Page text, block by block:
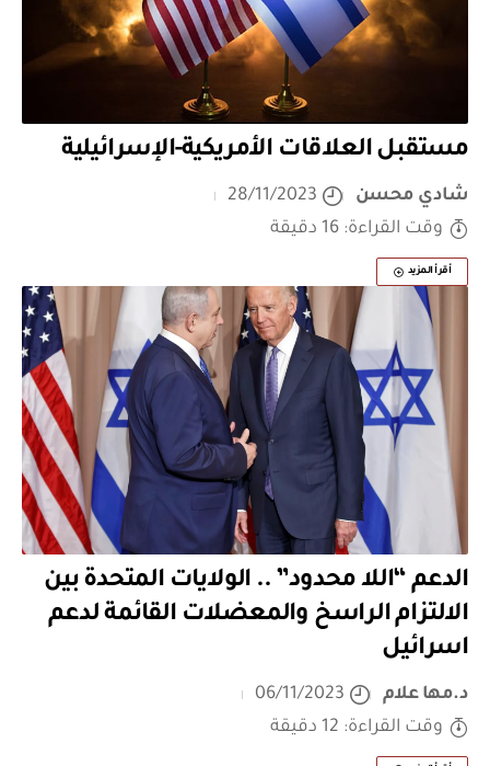
مستقبل العلاقات الأمريكية-الإسرائيلية
شادي محسن
28/11/2023
وقت القراءة: 16 دقيقة
أقرأ المزيد
الدعم “اللا محدود” .. الولايات المتحدة بين
الالتزام الراسخ والمعضلات القائمة لدعم
اسرائيل
د.مها علام
06/11/2023
وقت القراءة: 12 دقيقة